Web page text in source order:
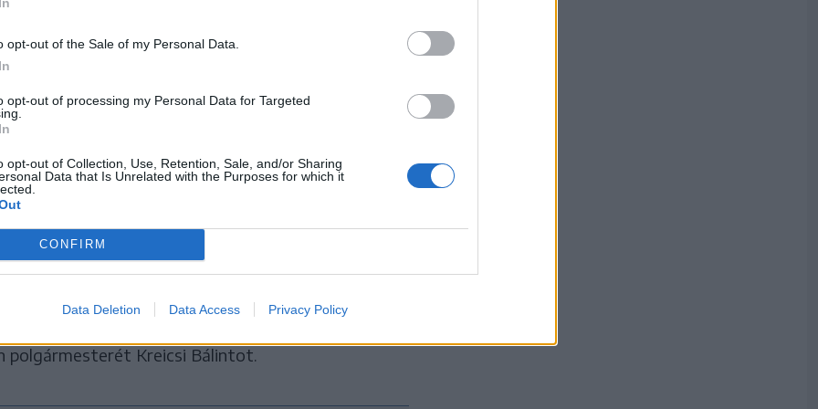
opt-out of the Sale of my Personal Data.
opt-out of processing my Personal Data for Targeted
opt-out of Collection, Use, Retention, Sale, and/or Sharing
Data that Is Unrelated with the Purposes for which it
CONFIRM
Data Deletion Data Access Privacy Policy
lehullanak, a megújult Fidesznek készen kell
hogy a választási
a felelősség, hozzátéve:
is. Beszédében azt is közölte: ismét a párt
új alelnöknek javasolja – a posztot
Gábor és Németh Szilárd helyére – Gyopáros
polgármesterét Kreicsi Bálintot.